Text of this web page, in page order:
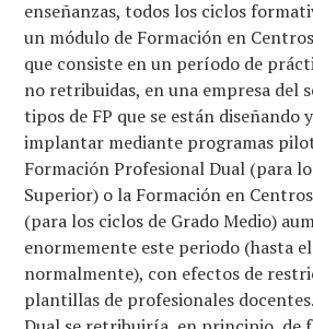
enseñanzas, todos los ciclos
un módulo de Formación en
que consiste en un período de
no retribuidas, en una empresa del
tipos de FP que se están diseñando
implantar mediante programas
Formación Profesional Dual (para
Superior) o la Formación en
(para los ciclos de Grado Medio)
enormemente este periodo (hasta
normalmente), con efectos de
plantillas de profesionales